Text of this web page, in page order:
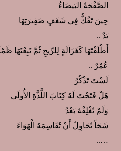
الصَّفْحَةُ البَيضَاءُ
حِينَ تَفُكُّ فِي شَغَفٍ ضَفِيرَتِهَا
يَدٌ ..
أَطْلَقْتَهَا كَغَزَالَةٍ لِلرِّيحِ ثُمَّ تَبِعْتَهَا
عُمْرٌ ..
لَسْتَ تَذْكُرُ
هَلْ فَتَحْتَ لَهُ كِتَابَ اللَّذَّةِ الأُولَى
وَلَمْ تُغْلِقْهُ بَعْدُ
شَجَاً تُحَاوِلُ أَنْ تُقَاسِمَهُ الْهَوَاءَ
…..